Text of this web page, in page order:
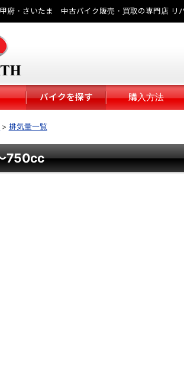
府・さいたま 中古バイク販売・買取の専門店 リ
バイクを探す 購入方法
排気量一覧
750cc